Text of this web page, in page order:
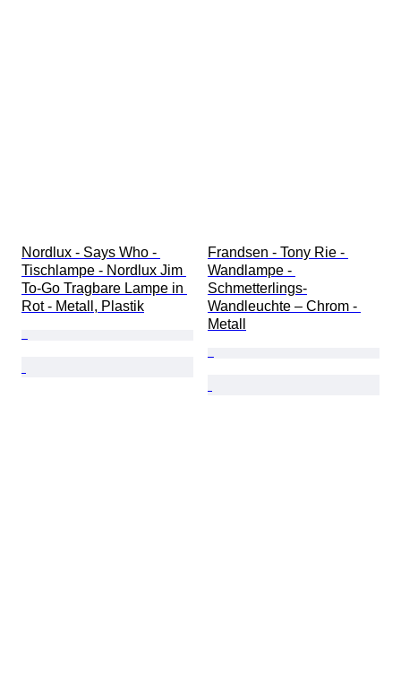
Nordlux - Says Who -
Tischlampe - Nordlux Jim
To-Go Tragbare Lampe in
Rot - Metall, Plastik
Frandsen - Tony Rie -
Wandlampe -
Schmetterlings-
Wandleuchte – Chrom -
Metall